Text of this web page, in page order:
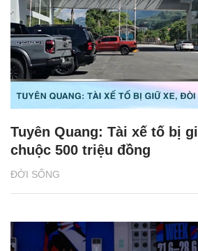
ĐỜI SỐNG
Tuyên Quang: Tài xế tố bị
chuộc 500 triệu đồng